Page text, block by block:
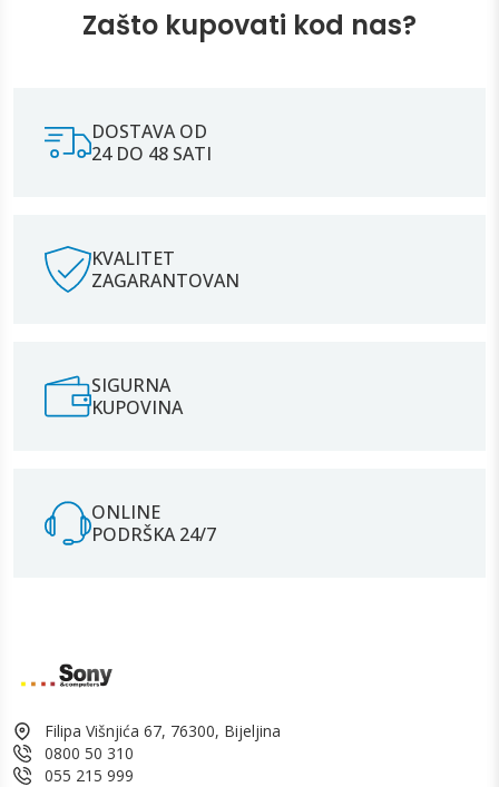
Zašto kupovati kod nas?
DOSTAVA OD
24 DO 48 SATI
KVALITET
ZAGARANTOVAN
SIGURNA
KUPOVINA
ONLINE
PODRŠKA 24/7
Filipa Višnjića 67, 76300, Bijeljina
0800 50 310
055 215 999